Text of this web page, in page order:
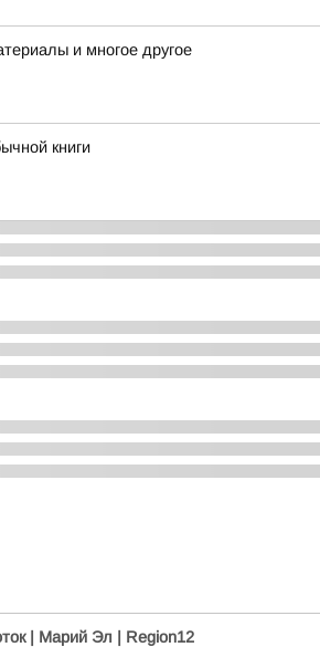
и многое другое
книги
| Марий Эл | Region12